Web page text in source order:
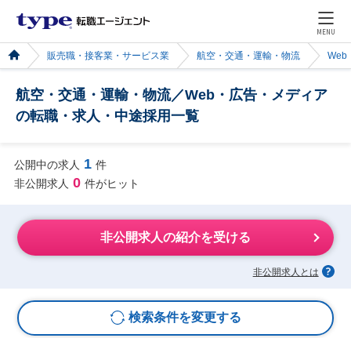
MENU
販売職・接客業・サービス業 航空・交通・運輸・物流 Web
航空・交通・運輸・物流／Web・広告・メディア
の転職・求人・中途採用一覧
公開中の求人 1 件
非公開求人 0 件がヒット
非公開求人の紹介を受ける
非公開求人とは
検索条件を変更する